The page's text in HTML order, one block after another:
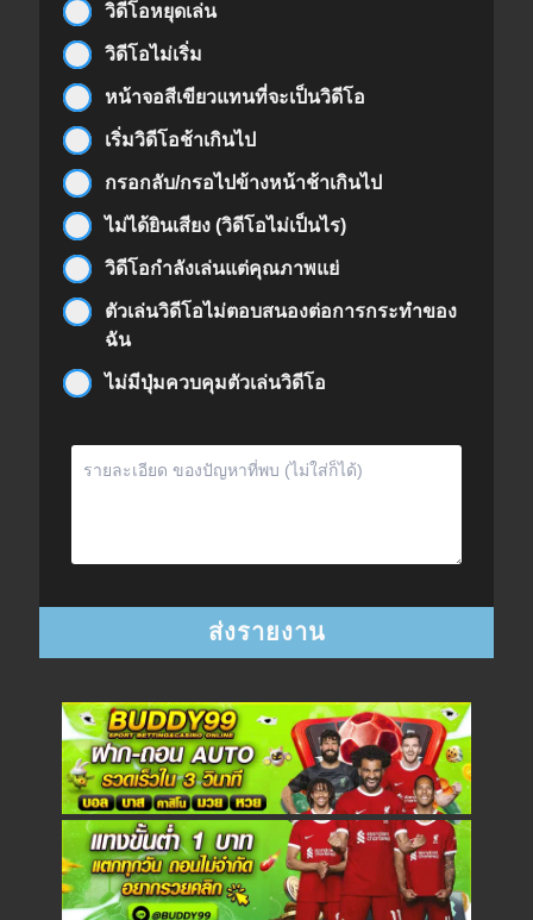
วิดีโอหยุดเล่น
วิดีโอไม่เริ่ม
หน้าจอสีเขียวแทนที่จะเป็นวิดีโอ
เริ่มวิดีโอช้าเกินไป
กรอกลับ/กรอไปข้างหน้าช้าเกินไป
ไม่ได้ยินเสียง (วิดีโอไม่เป็นไร)
วิดีโอกำลังเล่นแต่คุณภาพแย่
ตัวเล่นวิดีโอไม่ตอบสนองต่อการกระทำของ
ฉัน
ไม่มีปุ่มควบคุมตัวเล่นวิดีโอ